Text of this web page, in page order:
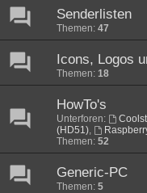
Senderlisten
Themen: 47
Icons, Logos
Themen: 18
HowTo's
Unterforen:
(HD51),
Themen: 52
Generic-PC
Themen: 5